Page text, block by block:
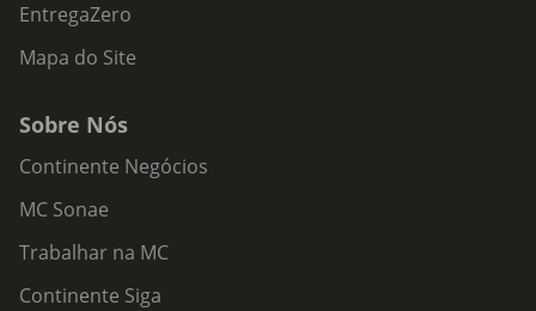
EntregaZero
Mapa do Site
Sobre Nós
Continente Negócios
MC Sonae
Trabalhar na MC
Continente Siga